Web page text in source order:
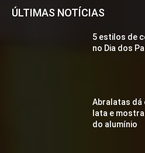
ÚLTIMAS NOTÍCIAS
5 estilos de
no Dia dos
Abralatas dá
lata e
do alumínio